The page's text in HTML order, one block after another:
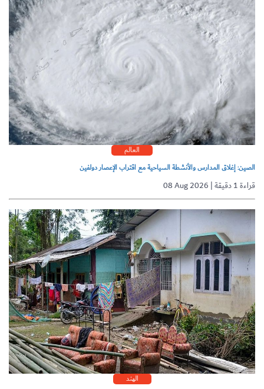
العالم
الصين: إغلاق المدارس والأنشطة السياحية مع اقتراب الإعصار دولفين
08 Aug 2026 | قراءة 1 دقيقة
الهند